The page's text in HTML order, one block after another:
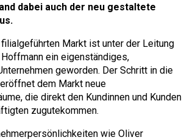
dabei auch der neu gestaltete
Markt ist unter der Leitung
ein eigenständiges,
geworden. Der Schritt in die
dem Markt neue
die direkt den Kundinnen und Kunden
zugutekommen.
wie Oliver